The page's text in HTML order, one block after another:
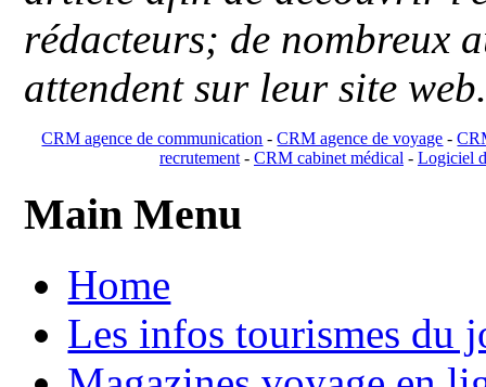
rédacteurs; de nombreux
attendent sur leur site
CRM agence de communication -CRM agence de voyage -
recrutement- CRM cabinet médical- Logiciel
Main Menu
Home
Les infos tourismes du